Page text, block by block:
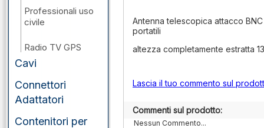
Professionali uso
civile
Radio TV GPS
base
portatili
Cavi
Connettori
Adattatori
Contenitori per
Antenna telescopica attacco
portatili
altezza completamente estratta
Lascia il tuo commento sul
Commenti sul prodotto:
Nessun Commento...